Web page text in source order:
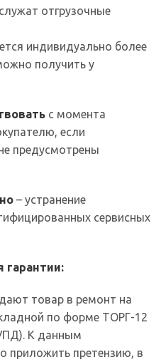
отгрузочные
индивидуально более
получить у
с момента
если
предусмотрены
– устранение
сервисных
гарантии:
товар в ремонт на
по форме ТОРГ-12
К данным
приложить претензию, в